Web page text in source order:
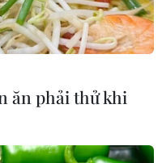
ăn phải thử khi